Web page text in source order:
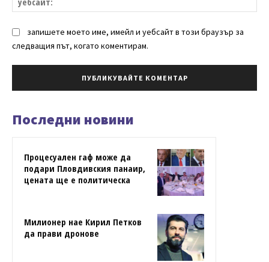
запишете моето име, имейл и уебсайт в този браузър за
следващия път, когато коментирам.
Последни новини
Процесуален гаф може да
подари Пловдивския панаир,
цената ще е политическа
Милионер нае Кирил Петков
да прави дронове